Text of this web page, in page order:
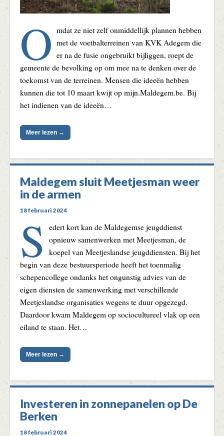
O mdat ze niet zelf onmiddellijk plannen hebben
met de voetbalterreinen van KVK Adegem die
er na de fusie ongebruikt bijliggen, roept de
gemeente de bevolking op om mee na te denken over de
toekomst van de terreinen. Mensen die ideeën hebben
kunnen die tot 10 maart kwijt op mijn.Maldegem.be. Bij
het indienen van de ideeën…
Meer lezen →
Maldegem sluit Meetjesman weer
in de armen
18 februari 2024
S
edert kort kan de Maldegemse jeugddienst
opnieuw samenwerken met Meetjesman, de
koepel van Meetjeslandse jeugddiensten. Bij het
begin van deze bestuursperiode heeft het toenmalig
schepencollege ondanks het ongunstig advies van de
eigen diensten de samenwerking met verschillende
Meetjeslandse organisaties wegens te duur opgezegd.
Daardoor kwam Maldegem op sociocultureel vlak op een
eiland te staan. Het…
Meer lezen →
Investeren in zonnepanelen op De
Berken
18 februari 2024